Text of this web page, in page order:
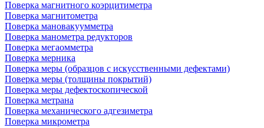
Поверка магнитного коэрцитиметра
Поверка магнитометра
Поверка мановакуумметра
Поверка манометра редукторов
Поверка мегаомметра
Поверка мерника
Поверка меры (образцов с искусственными дефектами)
Поверка меры (толщины покрытий)
Поверка меры дефектоскопической
Поверка метрана
Поверка механического адгезиметра
Поверка микрометра